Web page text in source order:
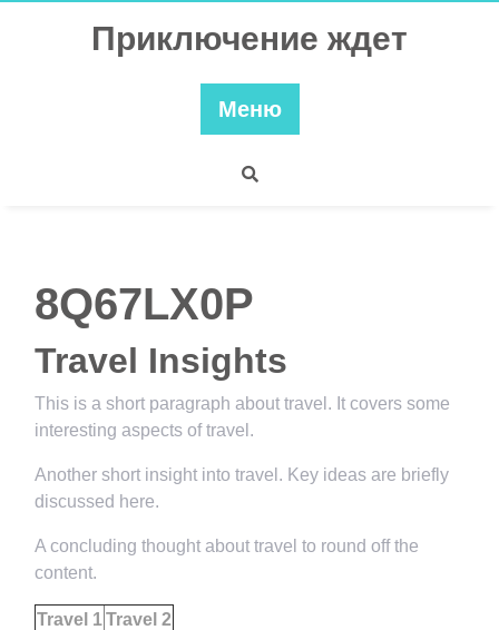
Приключение ждет
Меню
8Q67LX0P
Travel Insights
This is a short paragraph about travel. It covers some
interesting aspects of travel.
Another short insight into travel. Key ideas are briefly
discussed here.
A concluding thought about travel to round off the
content.
Travel 1Travel 2